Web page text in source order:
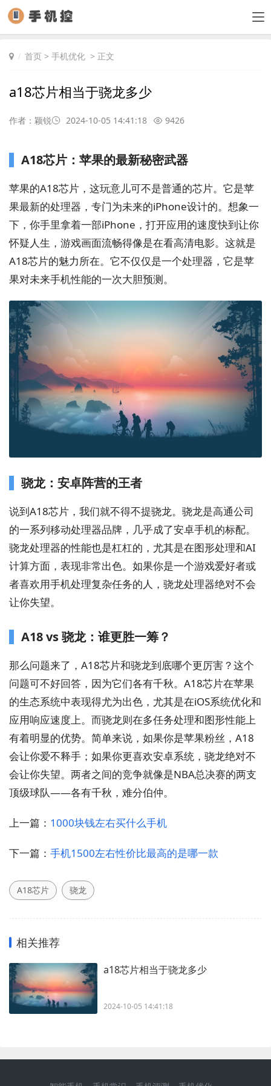
首页 > 手机优化 > 正文
a18芯片相当于骁龙多少
作者：颖锐 2024-10-05 14:41:18 9426
A18芯片：苹果的最新秘密武器
苹果的A18芯片，这玩意儿可不是普通的芯片。它是苹
果最新的处理器，专门为未来的iPhone设计的。想象一
下，你手里拿着一部iPhone，打开应用的速度快到让你
怀疑人生，游戏画面流畅得像是在看高清电影。这就是
A18芯片的魅力所在。它不仅仅是一个处理器，它是苹
果对未来手机性能的一次大胆预测。
骁龙：安卓阵营的王者
说到A18芯片，我们就不得不提骁龙。骁龙是高通公司
的一系列移动处理器品牌，几乎成了安卓手机的标配。
骁龙处理器的性能也是杠杠的，尤其是在图形处理和AI
计算方面，表现非常出色。如果你是一个游戏爱好者或
者喜欢用手机处理复杂任务的人，骁龙处理器绝对不会
让你失望。
A18 vs 骁龙：谁更胜一筹？
那么问题来了，A18芯片和骁龙到底哪个更厉害？这个
问题可不好回答，因为它们各有千秋。A18芯片在苹果
的生态系统中表现得尤为出色，尤其是在iOS系统优化和
应用响应速度上。而骁龙则在多任务处理和图形性能上
有着明显的优势。简单来说，如果你是苹果粉丝，A18
会让你爱不释手；如果你更喜欢安卓系统，骁龙绝对不
会让你失望。两者之间的竞争就像是NBA总决赛的两支
顶级球队——各有千秋，难分伯仲。
上一篇： 1000块钱左右买什么手机
下一篇： 手机1500左右性价比最高的是哪一款
A18芯片 骁龙
相关推荐
a18芯片相当于骁龙多少
2024-10-05 14:41:18